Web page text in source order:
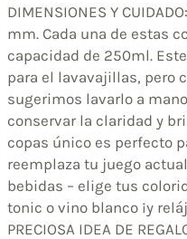
DIMENSIONES Y
mm. Cada una de estas
capacidad de 250ml.
para el lavavajillas, pero
sugerimos lavarlo a
conservar la claridad y
copas único es perfecto
reemplaza tu juego
bebidas – elige tus
tonic o vino blanco ¡y
PRECIOSA IDEA DE